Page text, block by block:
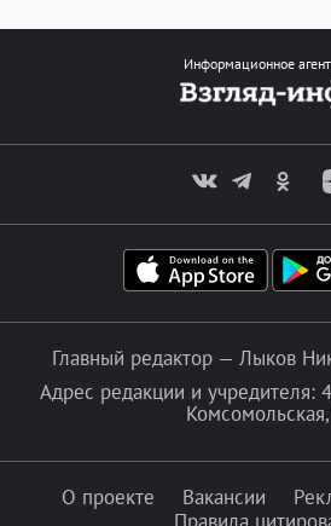
Информационное
Главный редактор — Лыков
Адрес редакции и учредителя:
О проекте Вакансии